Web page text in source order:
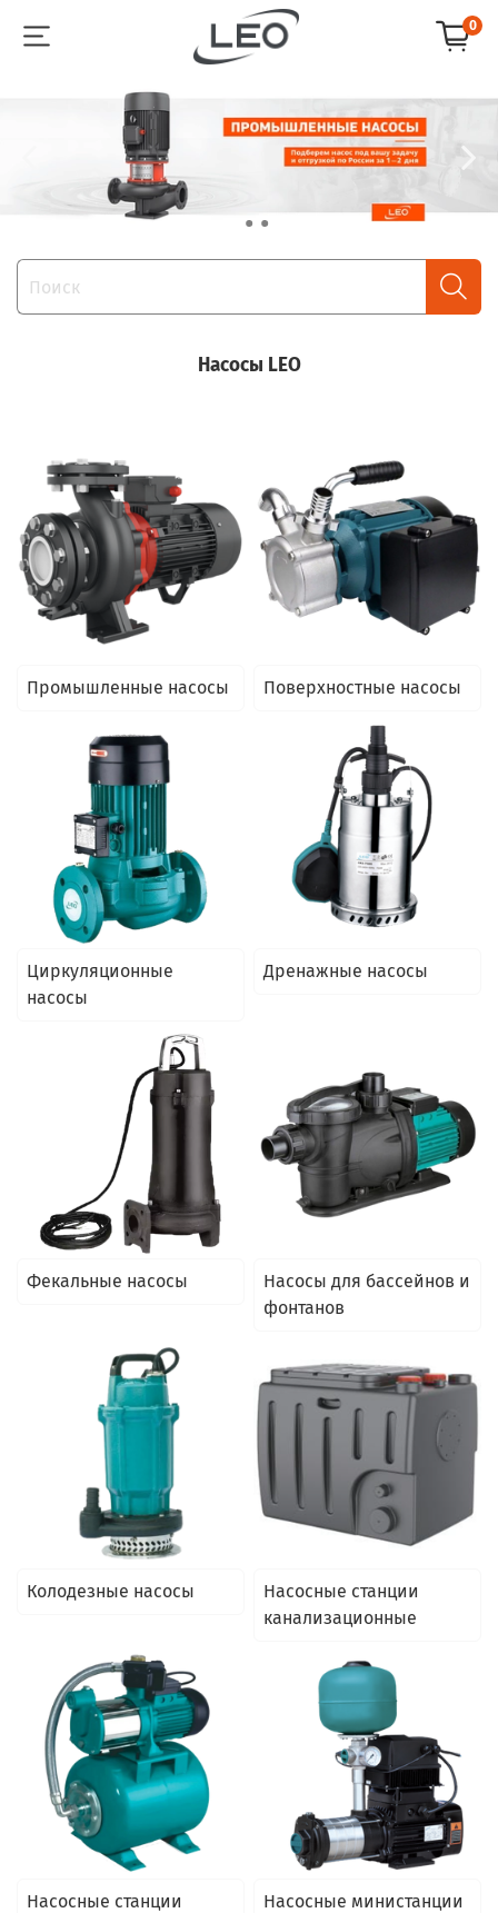
0
Насосы LEO
Промышленные насосы Поверхностные насосы
Циркуляционные
насосы
Дренажные насосы
Фекальные насосы
Насосы для бассейнов и
фонтанов
Колодезные насосы
Насосные станции
канализационные
Насосные станции Насосные министанции